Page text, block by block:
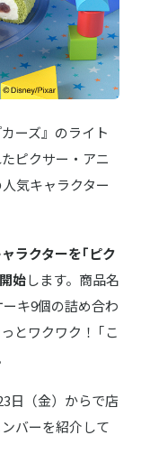
ーズ』のライト
ピクサー・アニ
気キャラクター
ラクターを｢ピク
始します。商品名
キ9個の詰め合わ
とワクワク！ ｢こ
日（金）からで店
バーを紹介して